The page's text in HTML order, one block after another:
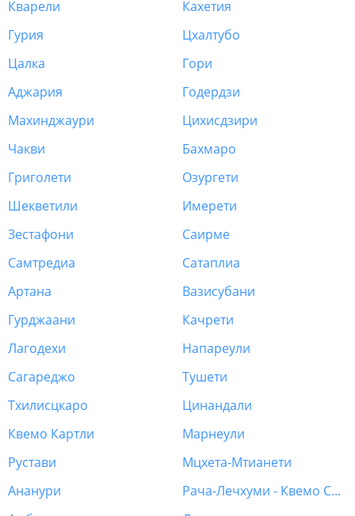
Кварели
Кахетия
Гурия
Цхалтубо
Цалка
Гори
Аджария
Годердзи
Махинджаури
Цихисдзири
Чакви
Бахмаро
Григолети
Озургети
Шекветили
Имерети
Зестафони
Саирме
Самтредиа
Сатаплиа
Артана
Вазисубани
Гурджаани
Качрети
Лагодехи
Напареули
Сагареджо
Тушети
Тхилисцкаро
Цинандали
Квемо Картли
Марнеули
Рустави
Мцхета-Мтианети
Ананури
Рача-Лечхуми - Квемо Сванети